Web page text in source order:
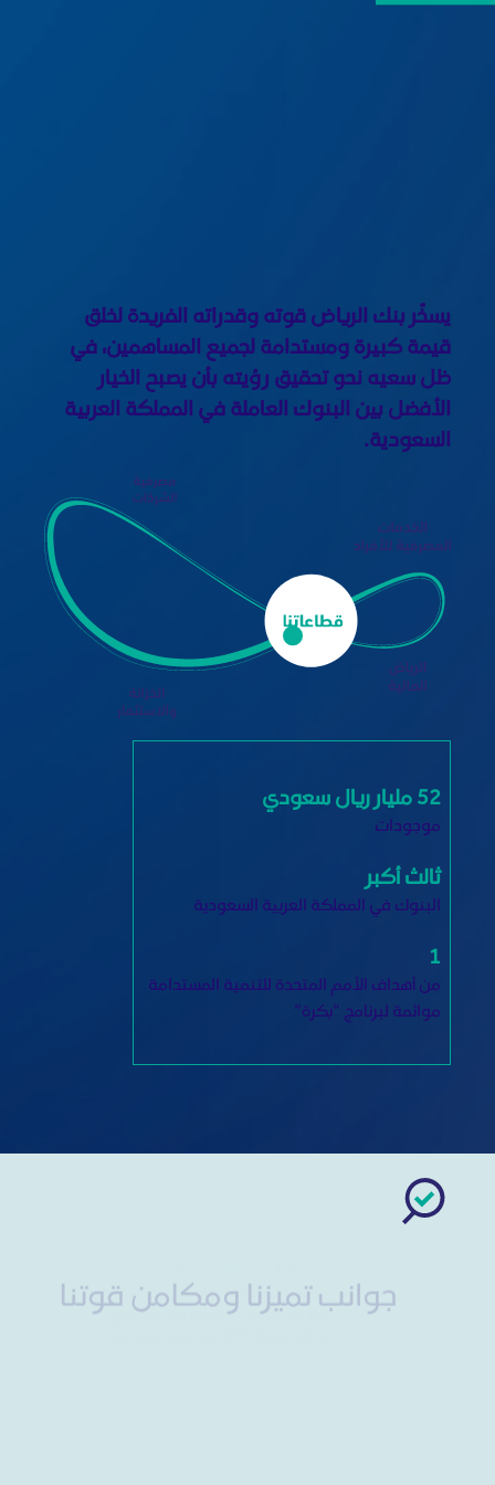
يسخّر بنك الرياض قوته وقدراته الفريدة لخلق
قيمة كبيرة ومستدامة لجميع المساهمين، في
ظل سعيه نحو تحقيق رؤيته بأن يصبح الخيار
الأفضل بين البنوك العاملة في المملكة العربية
السعودية.
195 مليار ريال سعودي
موجودات
ثالث أكبر
البنوك في المملكة العربية السعودية
من أهداف الأمم المتحدة للتنمية المستدامة
موائمة لبرنامج “بكرة”
جوانب تميزنا ومكامن قوتنا
موجودات بقيمة 387 مليار ريال سعودي.
قروض بقيمة 274 مليار ريال سعودي.